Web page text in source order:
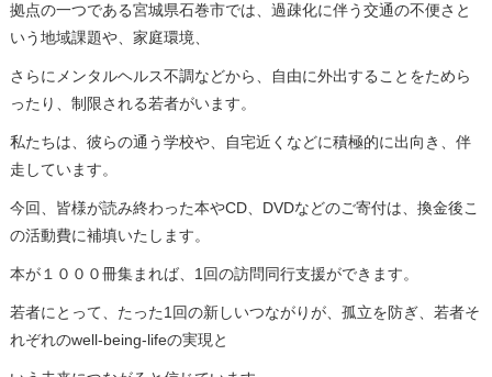
拠点の一つである宮城県石巻市では、過疎化に伴う交通の不便さと
いう地域課題や、家庭環境、
さらにメンタルヘルス不調などから、自由に外出することをためら
ったり、制限される若者がいます。
私たちは、彼らの通う学校や、自宅近くなどに積極的に出向き、伴
走しています。
今回、皆様が読み終わった本やCD、DVDなどのご寄付は、換金後こ
の活動費に補填いたします。
本が１０００冊集まれば、1回の訪問同行支援ができます。
若者にとって、たった1回の新しいつながりが、孤立を防ぎ、若者そ
れぞれのwell-being-lifeの実現と